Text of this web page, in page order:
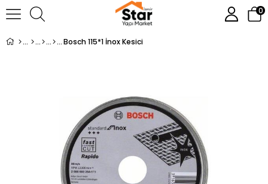
0
Bosch 115*1 İnox Kesici